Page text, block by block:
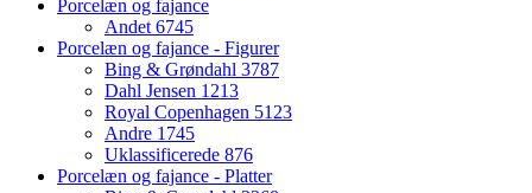
Porcelæn og fajance
Andet6745
Porcelæn og fajance - Figurer
Bing & Grøndahl 3787
Dahl Jensen 1213
Royal Copenhagen 5123
Andre 1745
Uklassificerede 876
Porcelæn og fajance - Platter